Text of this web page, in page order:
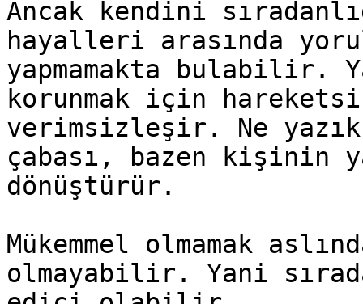
Ancak kendini
hayalleri arasında
yapmamakta bulabilir.
korunmak için
verimsizleşir. Ne yazık
çabası, bazen kişinin
dönüştürür.
Mükemmel olmamak
olmayabilir. Yani